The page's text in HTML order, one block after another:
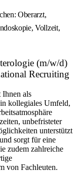
Oberarzt,
Vollzeit,
(m/w/d)
Recruiting
als
kollegiales Umfeld,
unbefristeter
unterstützt
sorgt für eine
zudem zahlreiche
von Fachleuten.